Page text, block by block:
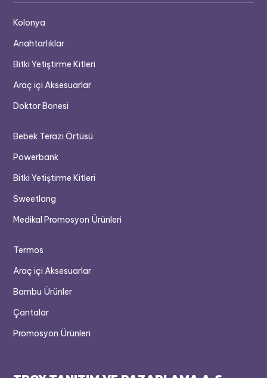
Kolonya
Anahtarlıklar
Bitki Yetiştirme Kitleri
Araç içi Aksesuarlar
Doktor Bonesi
Bebek Terazi Örtüsü
Powerbank
Bitki Yetiştirme Kitleri
Sweetlang
Medikal Promosyon Ürünleri
Termos
Araç içi Aksesuarlar
Bambu Ürünler
Çantalar
Promosyon Ürünleri